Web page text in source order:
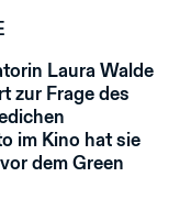
Laura Walde
zur Frage des
im Kino hat sie
dem Green